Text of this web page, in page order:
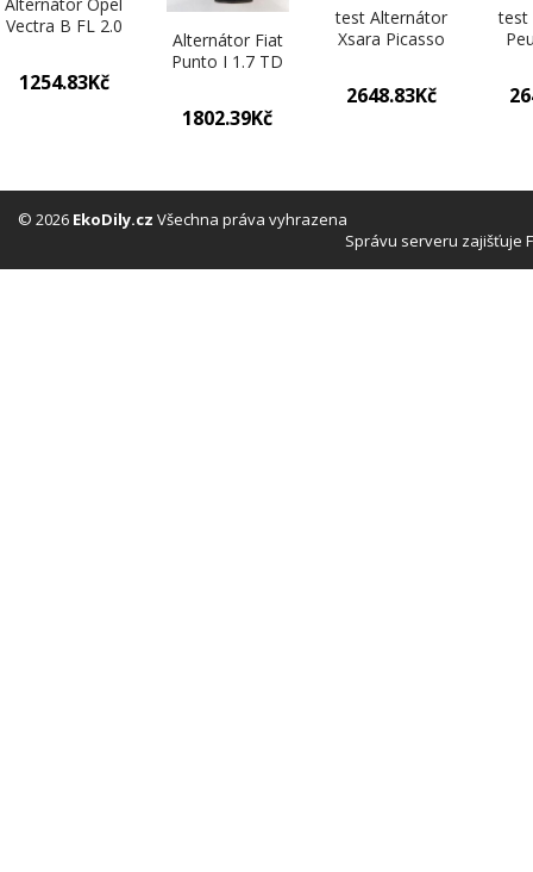
Alternátor Opel
Vectra B FL 2.0
0123505002
1254.83Kč
Alternátor Fiat
Punto I 1.7 TD
1802.39Kč
test Alternátor
Xsara Picasso
16V
2648.83Kč
test
© 2026 EkoDily.cz Všechna práva vyhrazena
Správu serveru zajišťuje